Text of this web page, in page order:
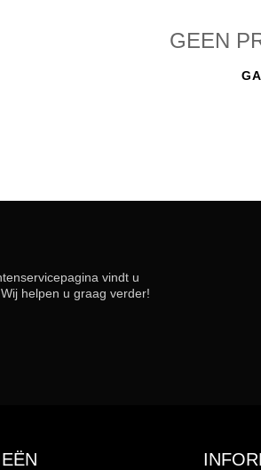
GEEN
vindt u
helpen u graag verder!